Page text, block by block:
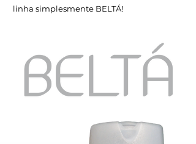
linha simplesmente BELTÁ!